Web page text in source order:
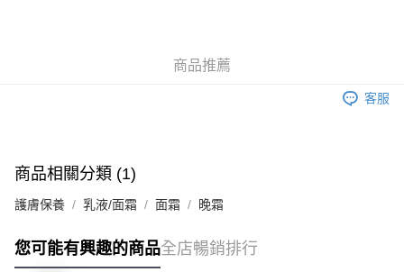
每筆HK$20.00，滿HK$100.00或以上免運費
(澳門門市) 只顯示可選門市。確認發貨後2-5個工作天到店，3天內
澳門地區配送 - 確認發貨後1-4個工作天送達
商品推薦
客服
商品相關分類 (1)
護膚保養 乳液/面霜 面霜 晚霜
您可能有興趣的商品全店暢銷排行